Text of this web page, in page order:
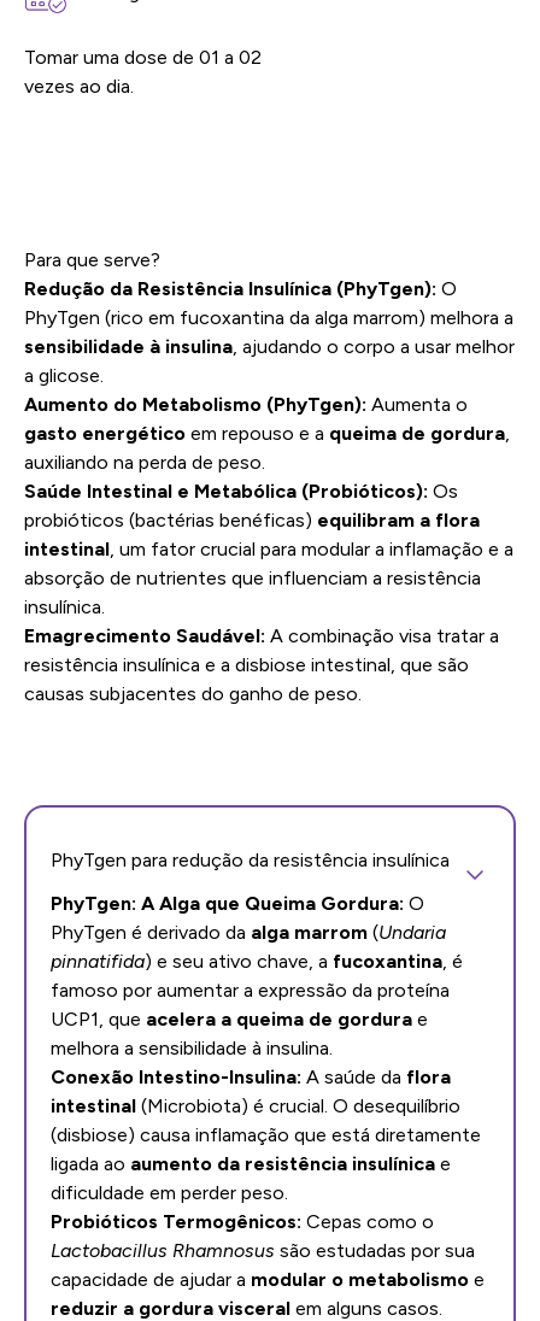
Tomar uma dose de 01 a 02
vezes ao dia.
Para que serve?
Redução da Resistência Insulínica (PhyTgen): O
PhyTgen (rico em fucoxantina da alga marrom) melhora a
sensibilidade à insulina, ajudando o corpo a usar melhor
a glicose.
Aumento do Metabolismo (PhyTgen): Aumenta o
gasto energético em repouso e a queima de gordura,
auxiliando na perda de peso.
Saúde Intestinal e Metabólica (Probióticos): Os
probióticos (bactérias benéficas) equilibram a flora
intestinal, um fator crucial para modular a inflamação e a
absorção de nutrientes que influenciam a resistência
insulínica.
Emagrecimento Saudável: A combinação visa tratar a
resistência insulínica e a disbiose intestinal, que são
causas subjacentes do ganho de peso.
PhyTgen para redução da resistência insulínica
PhyTgen: A Alga que Queima Gordura: O
PhyTgen é derivado da alga marrom (Undaria
pinnatifida) e seu ativo chave, a fucoxantina, é
famoso por aumentar a expressão da proteína
UCP1, que acelera a queima de gordura e
melhora a sensibilidade à insulina.
Conexão Intestino-Insulina: A saúde da flora
intestinal (Microbiota) é crucial. O desequilíbrio
(disbiose) causa inflamação que está diretamente
ligada ao aumento da resistência insulínica e
dificuldade em perder peso.
Probióticos Termogênicos: Cepas como o
Lactobacillus Rhamnosus são estudadas por sua
capacidade de ajudar a modular o metabolismo e
reduzir a gordura visceral em alguns casos.